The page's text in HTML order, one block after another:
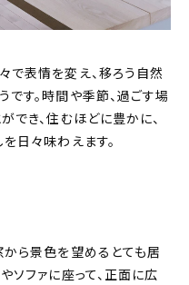
で表情を変え、移ろう自然
す。時間や季節、過ごす場
でき、住むほどに豊かに、
日々味わえます。
ら景色を望めるとても居
ソファに座って、正面に広